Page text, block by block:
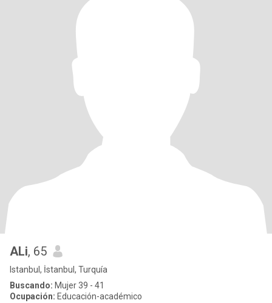
ALi, 65
Istanbul, İstanbul, Turquía
Buscando: Mujer 39 - 41
Ocupación: Educación-académico